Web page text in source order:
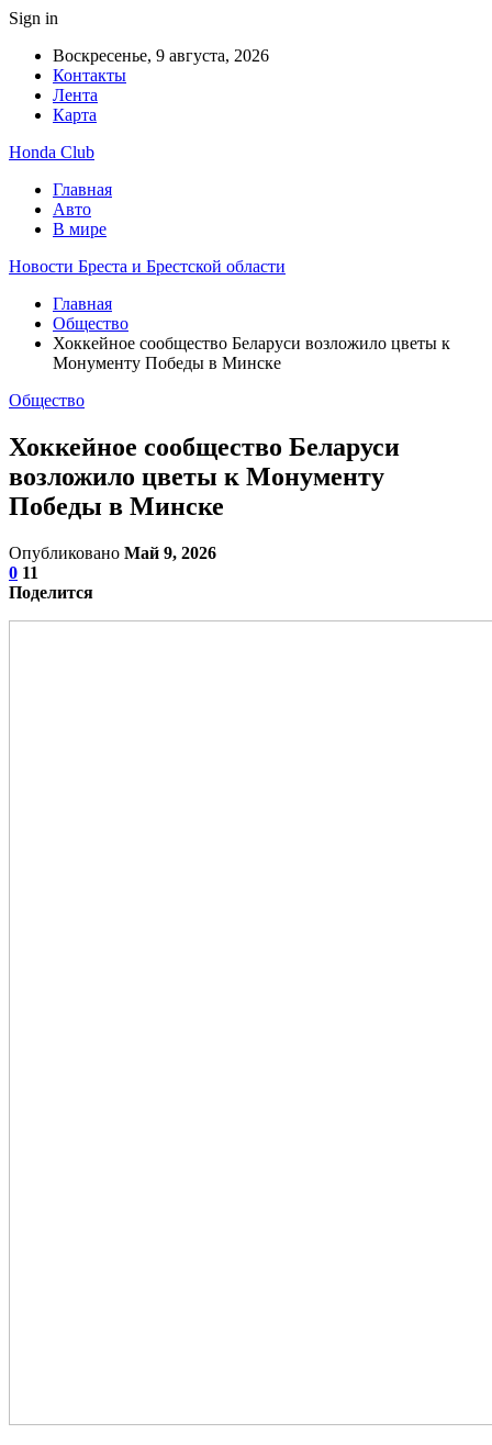
Sign in
Воскресенье, 9 августа, 2026
Контакты
Лента
Карта
Honda Club
Главная
Авто
В мире
Новости Бреста и Брестской области
Главная
Общество
Хоккейное сообщество Беларуси возложило цветы к
Монументу Победы в Минске
Общество
Хоккейное сообщество Беларуси
возложило цветы к Монументу
Победы в Минске
Опубликовано Май 9, 2026
0 11
Поделится